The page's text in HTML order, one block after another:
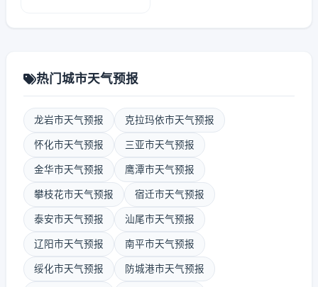
热门城市天气预报
龙岩市天气预报 克拉玛依市天气预报
怀化市天气预报 三亚市天气预报
金华市天气预报 鹰潭市天气预报
攀枝花市天气预报 宿迁市天气预报
泰安市天气预报 汕尾市天气预报
辽阳市天气预报 南平市天气预报
绥化市天气预报 防城港市天气预报